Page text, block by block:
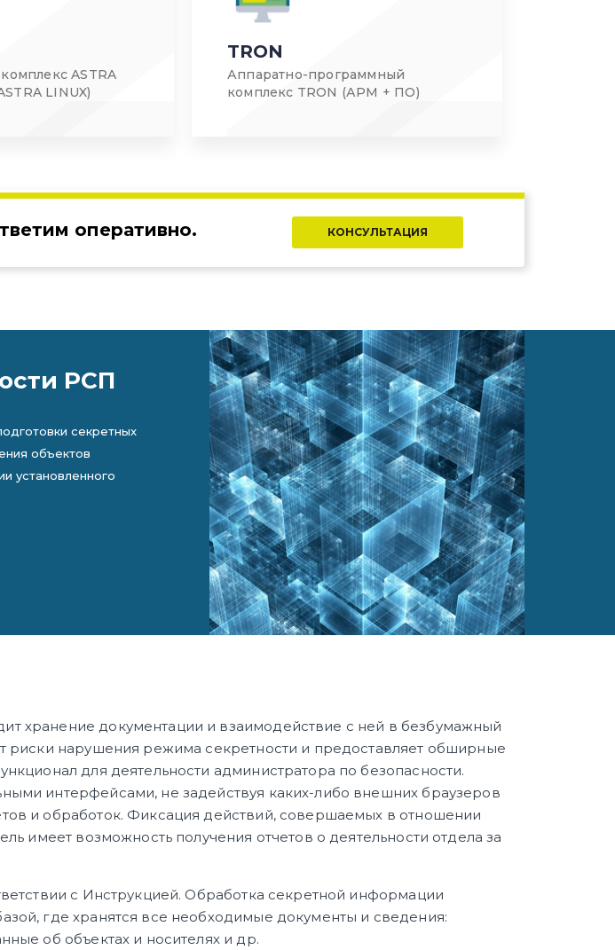
ASTRA
LINUX)
TRON
Аппаратно-программный
комплекс TRON (АРМ + ПО)
оперативно. КОНСУЛЬТАЦИЯ
РСП
секретных
объектов
установленного
хранение документации и взаимодействие с ней в безбумажный
риски нарушения режима секретности и предоставляет обширные
для деятельности администратора по безопасности.
интерфейсами, не задействуя каких-либо внешних браузеров
и обработок. Фиксация действий, совершаемых в отношении
имеет возможность получения отчетов о деятельности отдела за
с Инструкцией. Обработка секретной информации
где хранятся все необходимые документы и сведения:
об объектах и носителях и др.